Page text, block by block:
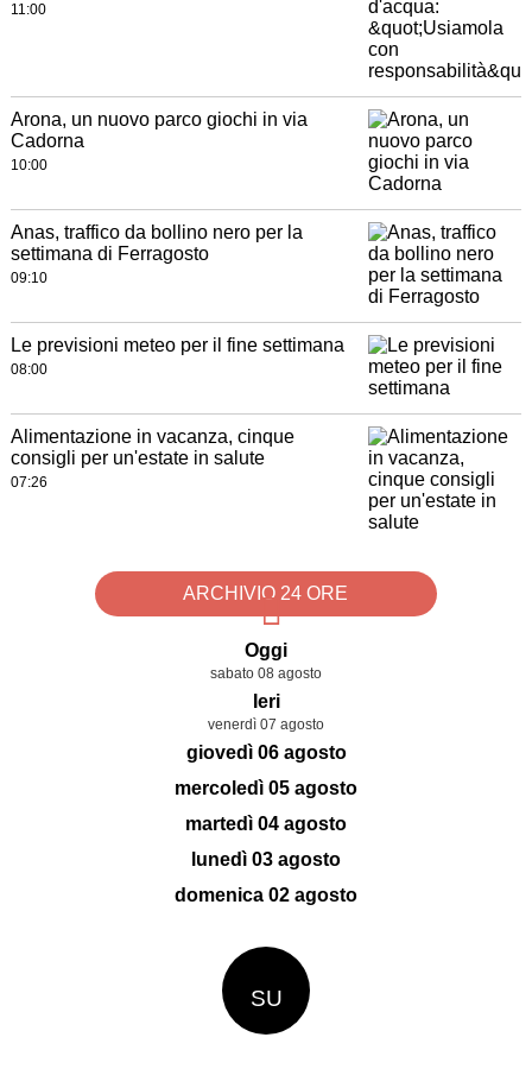
11:00
Arona, un nuovo parco giochi in via
Cadorna
10:00
Anas, traffico da bollino nero per la
settimana di Ferragosto
09:10
Le previsioni meteo per il fine settimana
08:00
Alimentazione in vacanza, cinque
consigli per un'estate in salute
07:26
ARCHIVIO 24 ORE
Oggi
sabato 08 agosto
Ieri
venerdì 07 agosto
giovedì 06 agosto
mercoledì 05 agosto
martedì 04 agosto
lunedì 03 agosto
domenica 02 agosto
SU